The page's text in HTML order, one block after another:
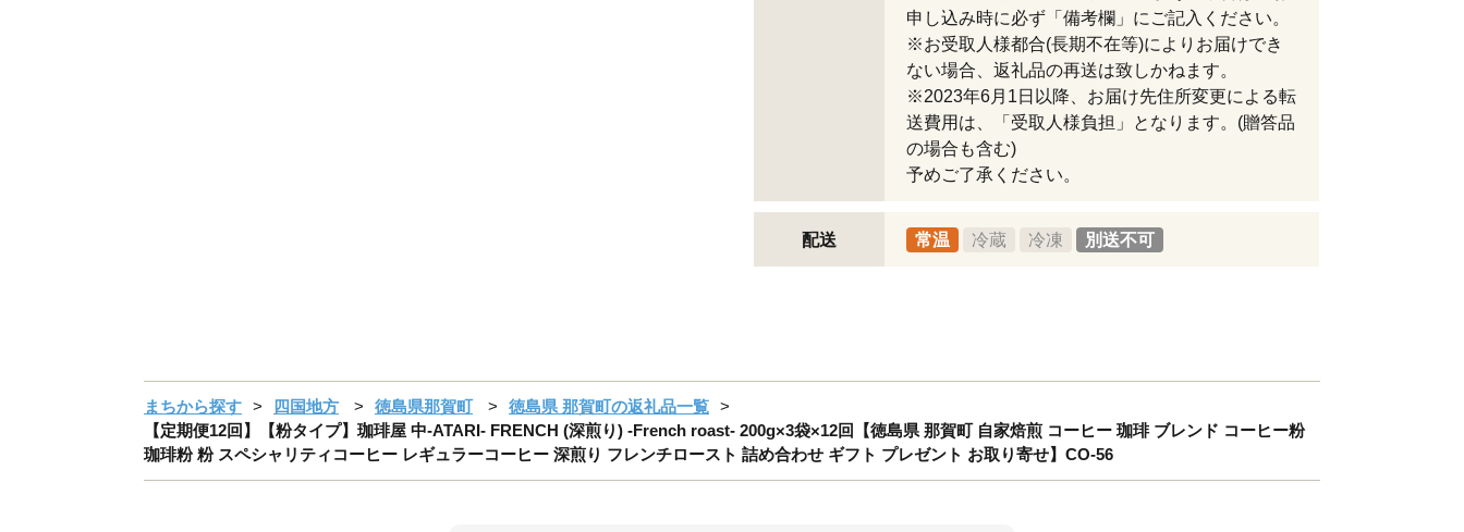
申し込み時に必ず「備考欄」にご記入ください。
※お受取人様都合(長期不在等)によりお届けでき
ない場合、返礼品の再送は致しかねます。
※2023年6月1日以降、お届け先住所変更による転
送費用は、「受取人様負担」となります。(贈答品
の場合も含む)
予めご了承ください。
配送 常温 冷蔵 冷凍 別送不可
まちから探す 四国地方 徳島県那賀町
徳島県 那賀町の返礼品一覧
【定期便12回】【粉タイプ】珈琲屋 中-ATARI- FRENCH (深煎り) -French roast- 200g×3袋×12回【徳島県 那賀町 自家焙煎 コーヒー 珈琲 ブレンド コーヒー粉
珈琲粉 粉 スペシャリティコーヒー レギュラーコーヒー 深煎り フレンチロースト 詰め合わせ ギフト プレゼント お取り寄せ】CO-56